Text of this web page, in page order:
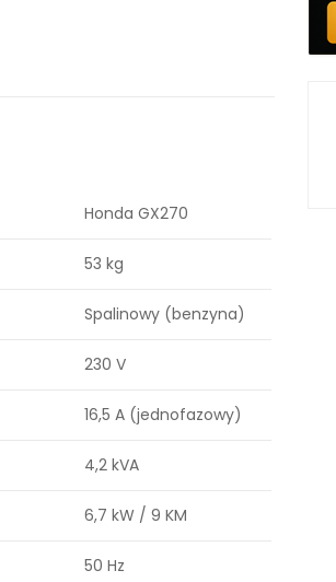
Honda GX270
53 kg
Spalinowy (benzyna)
230 V
16,5 A (jednofazowy)
4,2 kVA
6,7 kW / 9 KM
50 Hz